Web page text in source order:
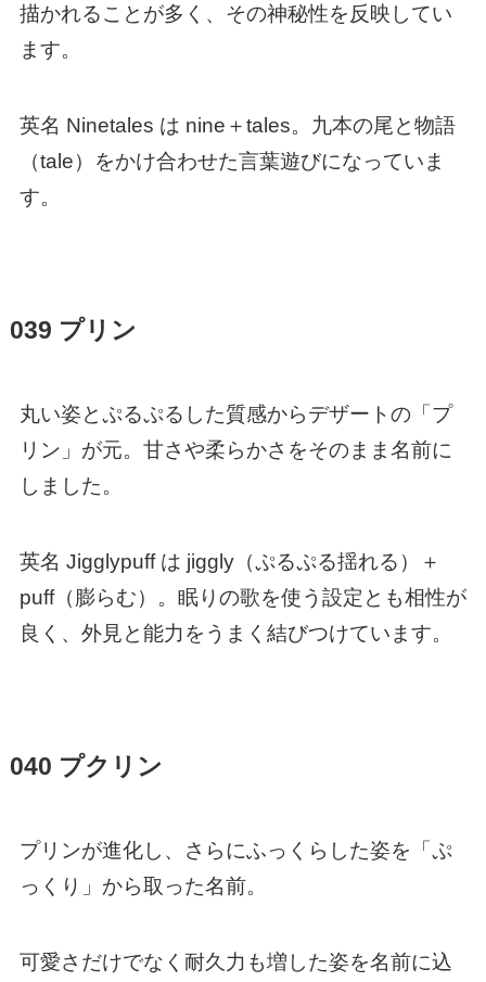
描かれることが多く、その神秘性を反映してい
ます。
英名 Ninetales は nine＋tales。九本の尾と物語
（tale）をかけ合わせた言葉遊びになっていま
す。
039 プリン
丸い姿とぷるぷるした質感からデザートの「プ
リン」が元。甘さや柔らかさをそのまま名前に
しました。
英名 Jigglypuff は jiggly（ぷるぷる揺れる）＋
puff（膨らむ）。眠りの歌を使う設定とも相性が
良く、外見と能力をうまく結びつけています。
040 プクリン
プリンが進化し、さらにふっくらした姿を「ぷ
っくり」から取った名前。
可愛さだけでなく耐久力も増した姿を名前に込